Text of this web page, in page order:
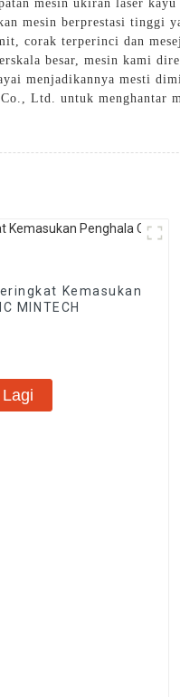
mesin ukiran laser
mesin berprestasi tinggi
corak terperinci dan
besar, mesin kami
menjadikannya mesti
Ltd. untuk menghantar
Kemasukan
MINTECH